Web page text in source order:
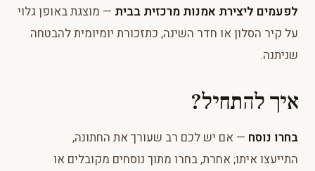
לפעמים ליצירת אמנות מרכזית בבית — מוצגת באופן גלוי
על קיר הסלון או חדר השינה, כתזכורת יומיומית להבטחה
שניתנה.
איך להתחיל?
בחרו נוסח — אם יש לכם רב שעורך את החתונה,
התייעצו איתו; אחרת, בחרו מתוך נוסחים מקובלים או